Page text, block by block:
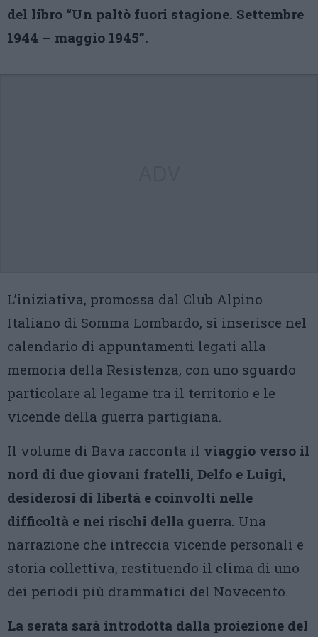
del libro “Un paltò fuori stagione. Settembre
1944 – maggio 1945”.
L’iniziativa, promossa dal Club Alpino
Italiano di Somma Lombardo, si inserisce nel
calendario di appuntamenti legati alla
memoria della Resistenza, con uno sguardo
particolare al legame tra il territorio e le
vicende della guerra partigiana.
Il volume di Bava racconta il viaggio verso il
nord di due giovani fratelli, Delfo e Luigi,
desiderosi di libertà e coinvolti nelle
difficoltà e nei rischi della guerra. Una
narrazione che intreccia vicende personali e
storia collettiva, restituendo il clima di uno
dei periodi più drammatici del Novecento.
La serata sarà introdotta dalla proiezione del